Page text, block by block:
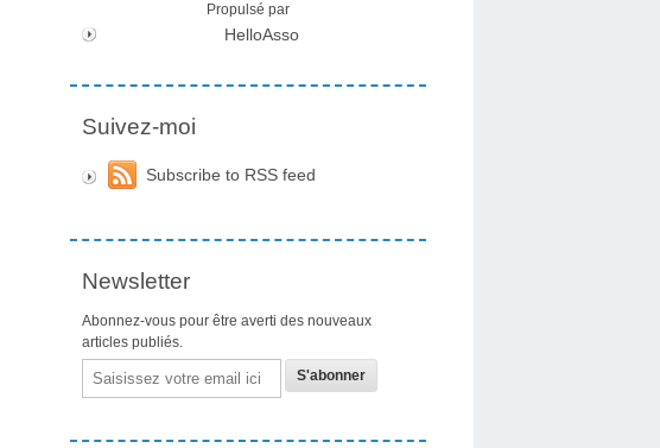
Propulsé par
HelloAsso
Suivez-moi
Subscribe to RSS feed
Newsletter
Abonnez-vous pour être averti des nouveaux
articles publiés.
Email